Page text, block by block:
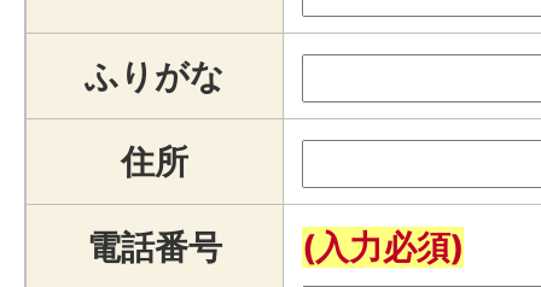
ふりがな
住所
電話番号 (入力必須)